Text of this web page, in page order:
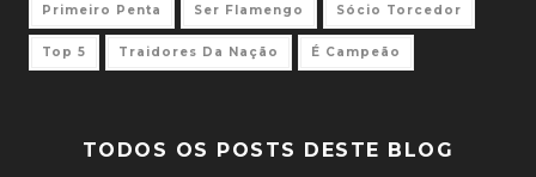
Primeiro Penta Ser Flamengo Sócio Torcedor
Top 5 Traidores Da Nação É Campeão
TODOS OS POSTS DESTE BLOG